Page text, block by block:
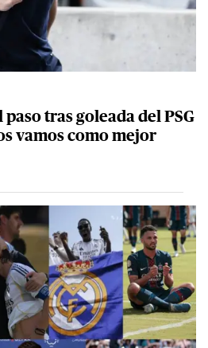
tras goleada del PSG
vamos como mejor